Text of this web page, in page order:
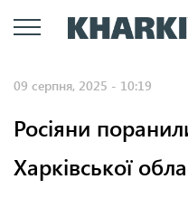
09 серпня, 2025 - 10:19
Росіяни
Харківської